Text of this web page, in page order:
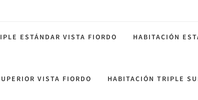
ESTÁNDAR VISTA FIORDO HABITACIÓN
VISTA FIORDO HABITACIÓN TRIPLE